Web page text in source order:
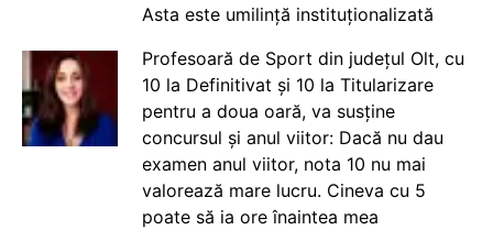
Asta este umilință instituționalizată
Profesoară de Sport din județul Olt, cu
10 la Definitivat și 10 la Titularizare
pentru a doua oară, va susține
concursul și anul viitor: Dacă nu dau
examen anul viitor, nota 10 nu mai
valorează mare lucru. Cineva cu 5
poate să ia ore înaintea mea